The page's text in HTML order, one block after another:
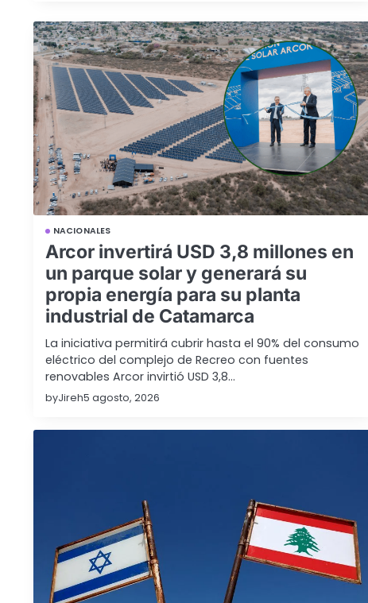
NACIONALES
Arcor invertirá USD 3,8 millones en
un parque solar y generará su
propia energía para su planta
industrial de Catamarca
La iniciativa permitirá cubrir hasta el 90% del consumo
eléctrico del complejo de Recreo con fuentes
renovables Arcor invirtió USD 3,8…
byJireh5 agosto, 2026